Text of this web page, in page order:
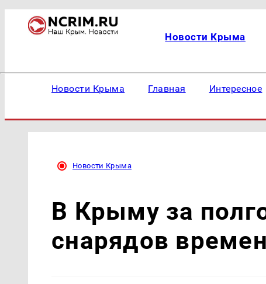
Новости Крыма
Новости Крыма Главная Интересное
Новости Крыма
В Крыму за
снарядов